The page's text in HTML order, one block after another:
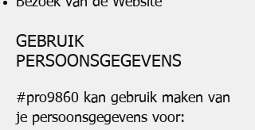
GEBRUIK
PERSOONSGEGEVENS
#pro9860 kan gebruik maken van
je persoonsgegevens voor: